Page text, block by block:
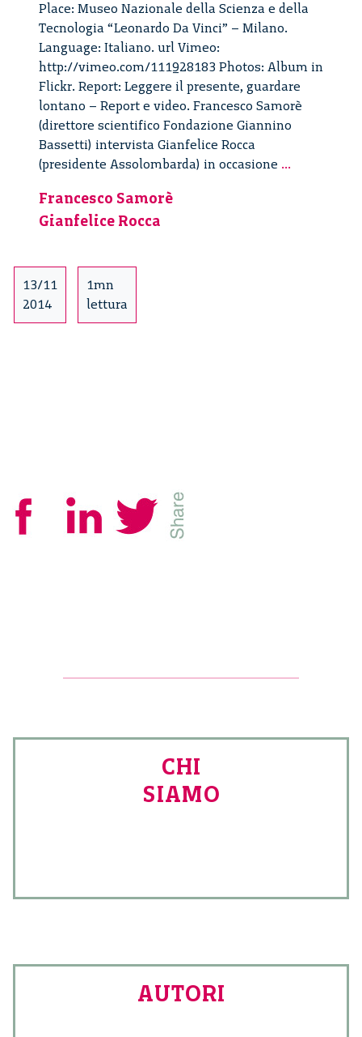
Place: Museo Nazionale della Scienza e della
Tecnologia “Leonardo Da Vinci” – Milano.
Language: Italiano. url Vimeo:
http://vimeo.com/111928183 Photos: Album in
Flickr. Report: Leggere il presente, guardare
lontano – Report e video. Francesco Samorè
(direttore scientifico Fondazione Giannino
Bassetti) intervista Gianfelice Rocca
(presidente Assolombarda) in occasione ...
Francesco Samorè
Gianfelice Rocca
13/11
2014
1mn
lettura
CHI
SIAMO
AUTORI